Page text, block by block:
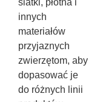
siatki, płótna i
innych
materiałów
przyjaznych
zwierzętom, aby
dopasować je
do różnych linii